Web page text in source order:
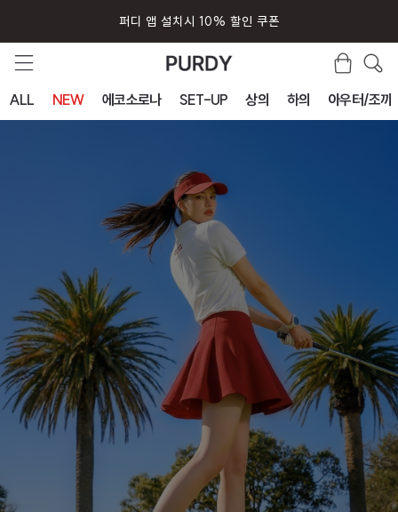
퍼디 앱 설치시 10% 할인 쿠폰
회원가입시 즉시 사용 5000원 쿠폰
ALL NEW 에코소로나 SET-UP 상의 하의 아우터/조끼